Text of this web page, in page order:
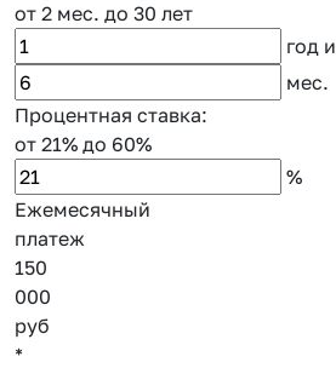
от 2 мес. до 30 лет
год и
мес.
Процентная ставка:
от 21% до 60%
%
Ежемесячный
платеж
150
000
руб
*